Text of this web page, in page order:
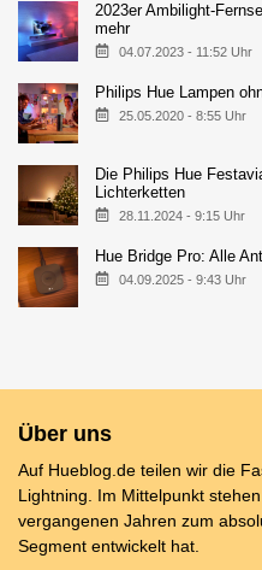
2023er Ambilight-
mehr
04.07.2023 - 11:52 Uhr
Philips Hue Lampen
25.05.2020 - 8:55 Uhr
Die Philips Hue
Lichterketten
28.11.2024 - 9:15 Uhr
Hue Bridge Pro: Alle
04.09.2025 - 9:43 Uhr
Über uns
Auf Hueblog.de teilen wir die
Lightning. Im Mittelpunkt
vergangenen Jahren zum
Segment entwickelt hat.